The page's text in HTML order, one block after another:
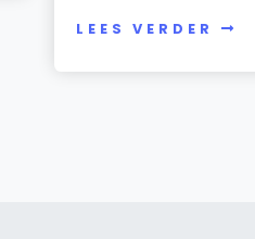
LEES VERDER